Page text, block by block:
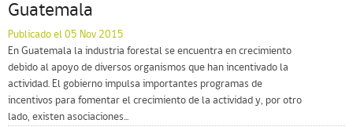
Guatemala
Publicado el 05 Nov 2015
En Guatemala la industria forestal se encuentra en crecimiento
debido al apoyo de diversos organismos que han incentivado la
actividad. El gobierno impulsa importantes programas de
incentivos para fomentar el crecimiento de la actividad y, por otro
lado, existen asociaciones...